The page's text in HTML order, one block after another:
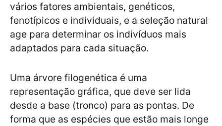
vários fatores ambientais, genéticos,
fenotípicos e individuais, e a seleção natural
age para determinar os indivíduos mais
adaptados para cada situação.
Uma árvore filogenética é uma
representação gráfica, que deve ser lida
desde a base (tronco) para as pontas. De
forma que as espécies que estão mais longe